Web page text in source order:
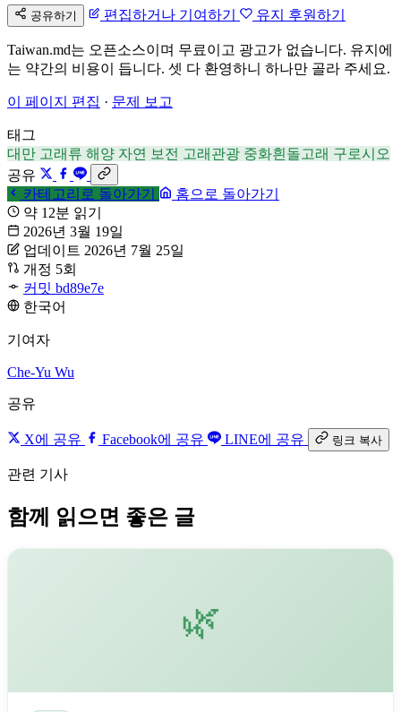
공유하기 편집하거나 기여하기 유지 후원하기
Taiwan.md는 오픈소스이며 무료이고 광고가 없습니다. 유지에
는 약간의 비용이 듭니다. 셋 다 환영하니 하나만 골라 주세요.
이 페이지 편집 · 문제 보고
태그
대만 고래류 해양 자연 보전 고래관광 중화흰돌고래 구로시오
공유
카테고리로 돌아가기
홈으로 돌아가기
약 12분 읽기
2026년 3월 19일
업데이트 2026년 7월 25일
개정 5회
커밋 bd89e7e
한국어
기여자
Che-Yu Wu
공유
X에 공유 Facebook에 공유 LINE에 공유 링크 복사
관련 기사
함께 읽으면 좋은 글
🌿